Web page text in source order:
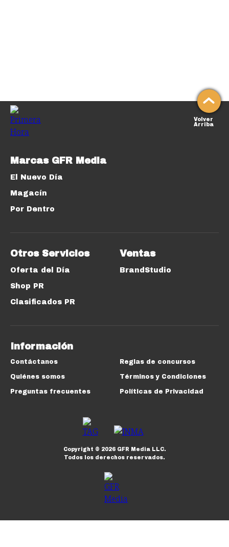
Volver
Arriba
Marcas GFR Media
El Nuevo Día
Magacín
Por Dentro
Otros Servicios
Oferta del Día
Shop PR
Clasificados PR
Ventas
BrandStudio
Información
Contáctanos
Quiénes somos
Preguntas frecuentes
Reglas de concursos
Términos y Condiciones
Políticas de Privacidad
Copyright © 2026GFR Media LLC.
Todos los derechos reservados.